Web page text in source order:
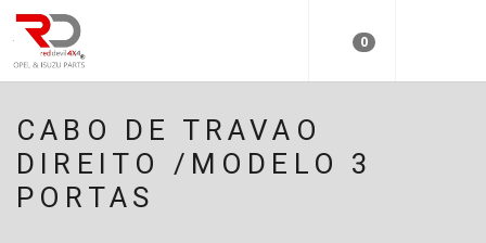
0
CABO DE TRAVAO
DIREITO /MODELO 3
PORTAS